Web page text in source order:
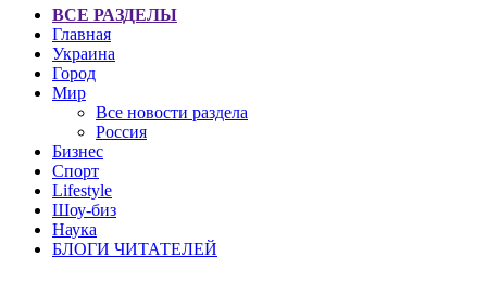
ВСЕ РАЗДЕЛЫ
Главная
Украина
Город
Мир
Все новости раздела
Россия
Бизнес
Спорт
Lifestyle
Шоу-биз
Наука
БЛОГИ ЧИТАТЕЛЕЙ